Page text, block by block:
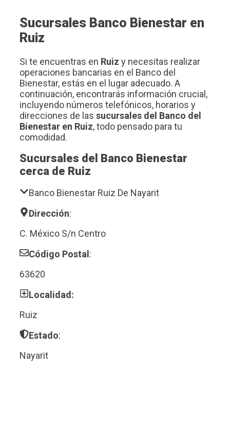
Sucursales Banco Bienestar en
Ruiz
Si te encuentras en Ruiz y necesitas realizar
operaciones bancarias en el Banco del
Bienestar, estás en el lugar adecuado. A
continuación, encontrarás información crucial,
incluyendo números telefónicos, horarios y
direcciones de las sucursales del Banco del
Bienestar en Ruiz, todo pensado para tu
comodidad.
Sucursales del Banco Bienestar
cerca de Ruiz
Banco Bienestar Ruiz De Nayarit
Dirección:
C. México S/n Centro
Código Postal :
63620
Localidad:
Ruiz
Estado:
Nayarit